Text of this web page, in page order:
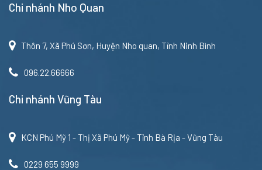
Chi nhánh Nho Quan
Thôn 7, Xã Phú Sơn, Huyện Nho quan, Tỉnh Ninh Bình
096.22.66666
Chi nhánh Vũng Tàu
KCN Phú Mỹ 1 - Thị Xã Phú Mỹ - Tỉnh Bà Rịa - Vũng Tàu
0229 655 9999